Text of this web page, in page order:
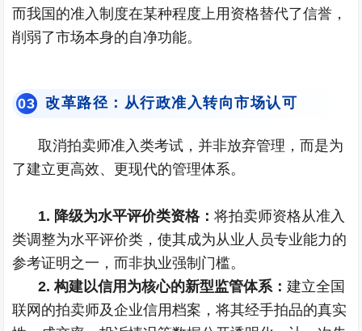
而我国的准入制度在某种程度上用资格替代了信誉，
削弱了市场本身的自净功能。
03 改革路径：从行政准入转向市场认可
取消拍卖师准入类考试，并非放弃管理，而是为
了建立更高效、更现代的管理体系。
1. 降级为水平评价类资格：将拍卖师资格从准入
类调整为水平评价类，使其成为从业人员专业能力的
参考证明之一，而非执业强制门槛。
2. 构建以信用为核心的新型监管体系：建立全国
联网的拍卖师及企业信用档案，将其经手拍品的真实